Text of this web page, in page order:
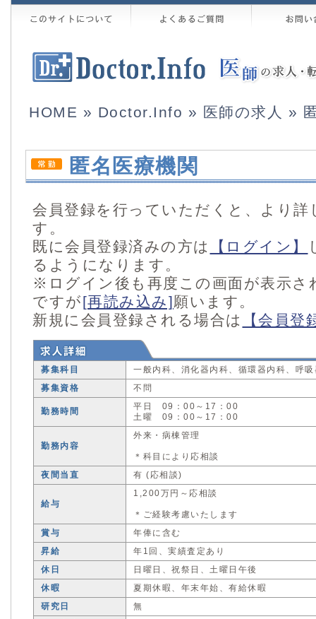
HOME » Doctor.Info » 医師の求人 »
匿名医療機関
会員登録を行っていただくと、より
す。
既に会員登録済みの方は
【ログイン】
るようになります。
※ログイン後も再度この画面が表示さ
ですが[再読み込み]願います。
新規に会員登録される場合は
【会員登
募集科目
一般内科、消化器内科、循環器内科、呼
募集資格
不問
勤務時間
平日 09：00～17：00
土曜 09：00～17：00
勤務内容
外来・病棟管理
＊科目により応相談
夜間当直
有 (応相談)
給与
1,200万円～応相談
＊ご経験考慮いたします
賞与
年俸に含む
昇給
年1回、実績査定あり
休日
日曜日、祝祭日、土曜日午後
休暇
夏期休暇、年末年始、有給休暇
研究日
無